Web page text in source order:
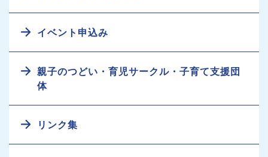
イベント申込み
親子のつどい・育児サークル・子育て支援団
体
リンク集